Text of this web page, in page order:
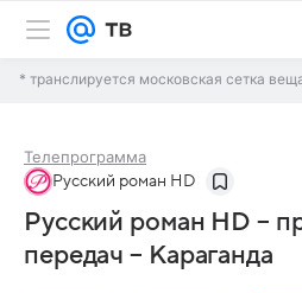
* транслируется московская сетка
Телепрограмма
Русский роман HD
Русский роман HD –
передач – Караганда